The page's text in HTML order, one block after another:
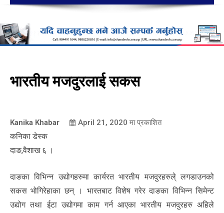
भारतीय मजदुरलाई सकस
Kanika Khabar April 21, 2020 मा प्रकाशित
कनिका डेस्क
दाङ,वैशाख ६ ।
दाङका विभिन्न उद्योगहरुमा कार्यरत भारतीय मजदुरहरुले् लगडाउनको
सकस भोगिरेहाका छन् । भारतबाट विशेष गरेर दाङका विभिन्न सिमेन्ट
उद्योग तथा ईटा उद्योगमा काम गर्न आएका भारतीय मजदुरहरु अहिले